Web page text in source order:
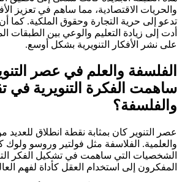
والحريات الاقتصادية، مما ساهم في تعزيز
تدعو إلى حرية التجارة وحقوق الملكية. كما أن
أدت إلى زيادة التعليم والوعي بين الطبقات
على نشر الأفكار التنويرية بشكل أوسع.
الفلسفة والعلم في عصر
ساهمت الفكرة التنويرية في
والفلسفة؟
عصر التنوير كان بمثابة نقطة انطلاق للعديد
والعلمية. الفلاسفة مثل فولتير وروسو ولوك
الشخصيات التي ساهمت في تشكيل الفكر
المفكرون إلى استخدام العقل كأداة لفهم